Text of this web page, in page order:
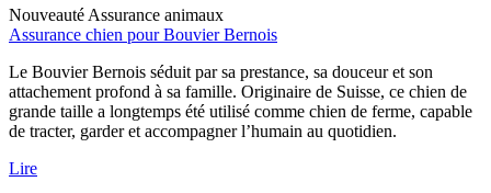
Nouveauté Assurance animaux
Assurance chien pour Bouvier Bernois
Le Bouvier Bernois séduit par sa prestance, sa douceur et son
attachement profond à sa famille. Originaire de Suisse, ce chien de
grande taille a longtemps été utilisé comme chien de ferme, capable
de tracter, garder et accompagner l’humain au quotidien.
Lire